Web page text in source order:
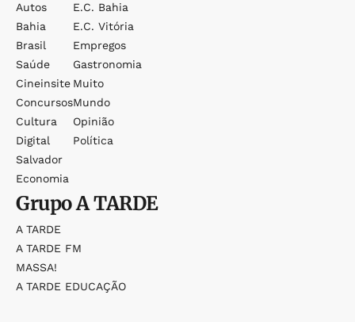
Autos
Bahia
Brasil
Saúde
Cineinsite
Concursos
Cultura
Digital
Salvador
Economia
E.c. Bahia
E.c. Vitória
Empregos
Gastronomia
Muito
Mundo
Opinião
Política
GrupoA TARDE
A TARDE
A TARDE FM
MASSA!
A TARDE EDUCAÇÃO